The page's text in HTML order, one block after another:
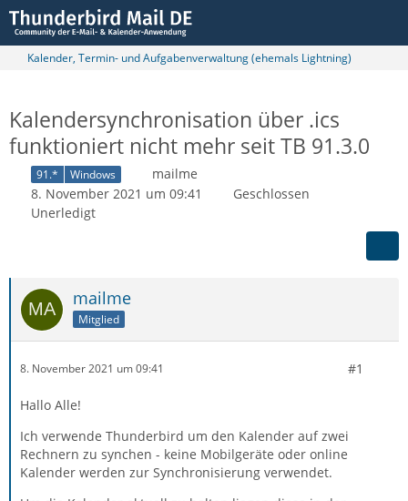
Kalender, Termin- und Aufgabenverwaltung (ehemals Lightning)
Kalendersynchronisation über .ics
funktioniert nicht mehr seit TB 91.3.0
91.* Windows
mailme
8. November 2021 um 09:41
Geschlossen
Unerledigt
mailme
Mitglied
8. November 2021 um 09:41 #1
Hallo Alle!
Ich verwende Thunderbird um den Kalender auf zwei
Rechnern zu synchen - keine Mobilgeräte oder online
Kalender werden zur Synchronisierung verwendet.